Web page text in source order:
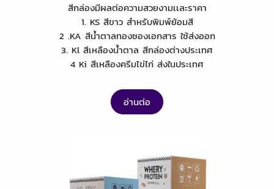
สีกล่องมีผลต่อความสวยงามเเละราคา
1. KS สีขาว สำหรับพิมพ์ย้อมสี
2 .KA สีน้ำตาลทองซองเอกสาร ใช้ส่งออก
3. Kl สีเหลืองน้ำตาล สีกล่องต่างประเทศ
4 Ki สีเหลืองครีมไข่ไก่ ส่งในประเทศ
อ่านต่อ